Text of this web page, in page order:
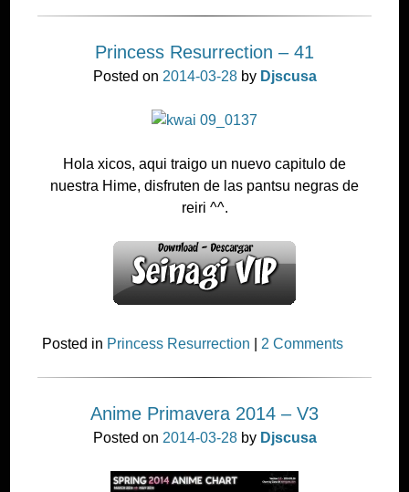
Princess Resurrection – 41
Posted on 2014-03-28by Djscusa
Hola xicos, aqui traigo un nuevo capitulo de
nuestra Hime, disfruten de las pantsu negras de
reiri ^^.
Posted in Princess Resurrection |2 Comments
Anime Primavera 2014 – V3
Posted on 2014-03-28by Djscusa